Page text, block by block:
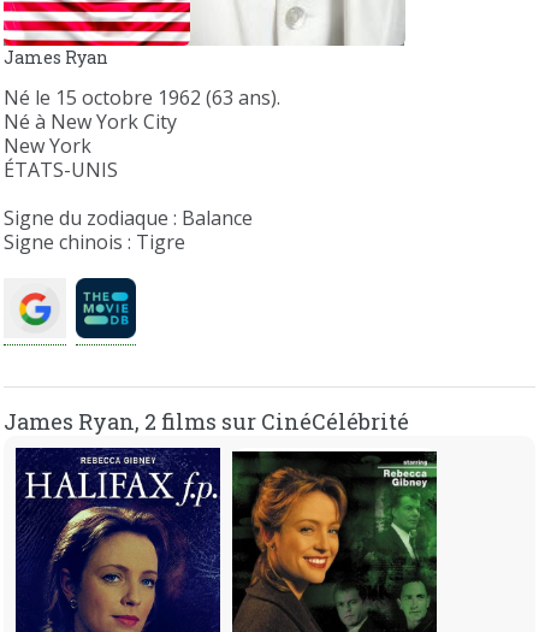
James Ryan
Né le 15 octobre 1962 (63 ans).
Né à New York City
New York
ÉTATS-UNIS
Signe du zodiaque : Balance
Signe chinois : Tigre
James Ryan, 2 films sur CinéCélébrité